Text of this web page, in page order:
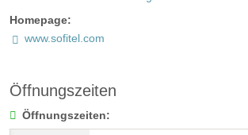
Homepage:
www.sofitel.com
Öffnungszeiten
Öffnungszeiten: